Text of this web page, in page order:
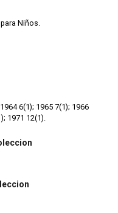
Niños.
6(1); 1965 7(1); 1966
1971 12(1).